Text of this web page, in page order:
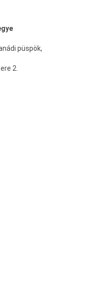
püspök,
2.